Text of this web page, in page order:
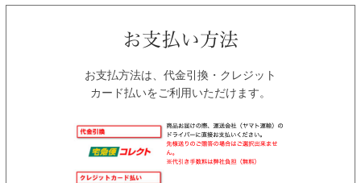
お支払方法は、代金引換・クレジット
カード払いをご利用いただけます。